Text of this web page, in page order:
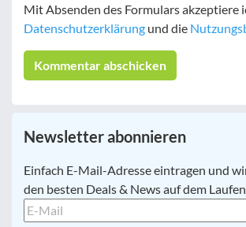
Mit Absenden des Formulars akzeptiere
Datenschutzerklärung und die
Newsletter abonnieren
E-
Mail *
Einfach E-Mail-Adresse eintragen und
den besten Deals & News auf dem